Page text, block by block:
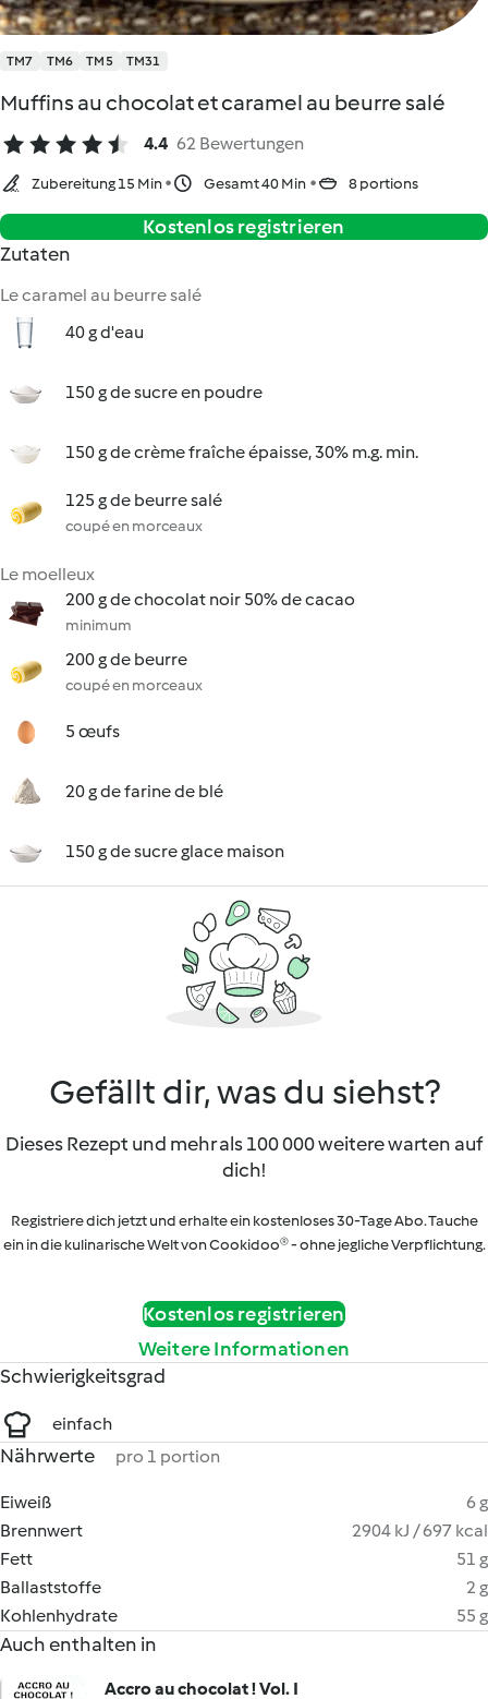
TM7 TM6 TM5 TM31
Muffins au chocolat et caramel au beurre salé
4.4 62 Bewertungen
Zubereitung 15 Min Gesamt 40 Min 8 portions
Kostenlos registrieren
Zutaten
Le caramel au beurre salé
40 g d'eau
150 g de sucre en poudre
150 g de crème fraîche épaisse, 30% m.g. min.
125 g de beurre salé
coupé en morceaux
Le moelleux
200 g de chocolat noir 50% de cacao
minimum
200 g de beurre
coupé en morceaux
5 œufs
20 g de farine de blé
150 g de sucre glace maison
Gefällt dir, was du siehst?
Dieses Rezept und mehr als 100 000 weitere warten auf
dich!
Registriere dich jetzt und erhalte ein kostenloses 30-Tage Abo. Tauche
ein in die kulinarische Welt von Cookidoo® - ohne jegliche Verpflichtung.
Kostenlos registrieren
Weitere Informationen
Schwierigkeitsgrad
einfach
Nährwerte pro 1 portion
Eiweiß
6 g
Brennwert
2904 kJ / 697 kcal
Fett
51 g
Ballaststoffe
2 g
Kohlenhydrate
55 g
Auch enthalten in
Accro au chocolat ! Vol. I